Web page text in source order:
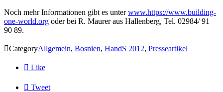
Noch mehr Informationen gibt es unterwww.https://www.building-
one-world.org oder bei R. Maurer aus Hallenberg, Tel. 02984/ 91
90 89.
CategoryAllgemein, Bosnien, HandS 2012, Presseartikel
 Like
 Tweet